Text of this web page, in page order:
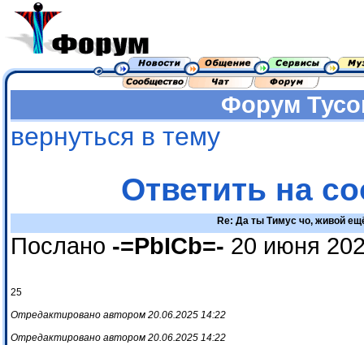
Форум
вернуться в тему
Ответить на
Re: Да ты Тимус чо, живой
Послано -=PbICb=- 20 июня
25
Отредактировано автором 20.06.2025 14:22
Отредактировано автором 20.06.2025 14:22